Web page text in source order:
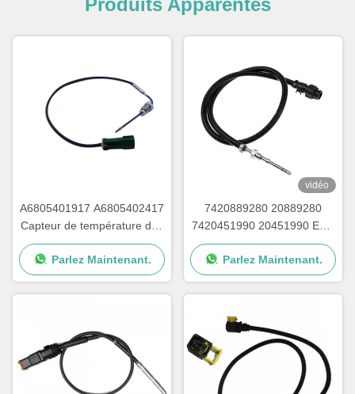
Produits Apparentés
A6805401917 A6805402417
Capteur de température des
gaz d'échappement pour le
cargo Detroit
Parlez Maintenant.
vidéo
7420889280 20889280
7420451990 20451990 EGT
Capteur de température des
gaz d'échappement des
camions DEUTZ
Parlez Maintenant.